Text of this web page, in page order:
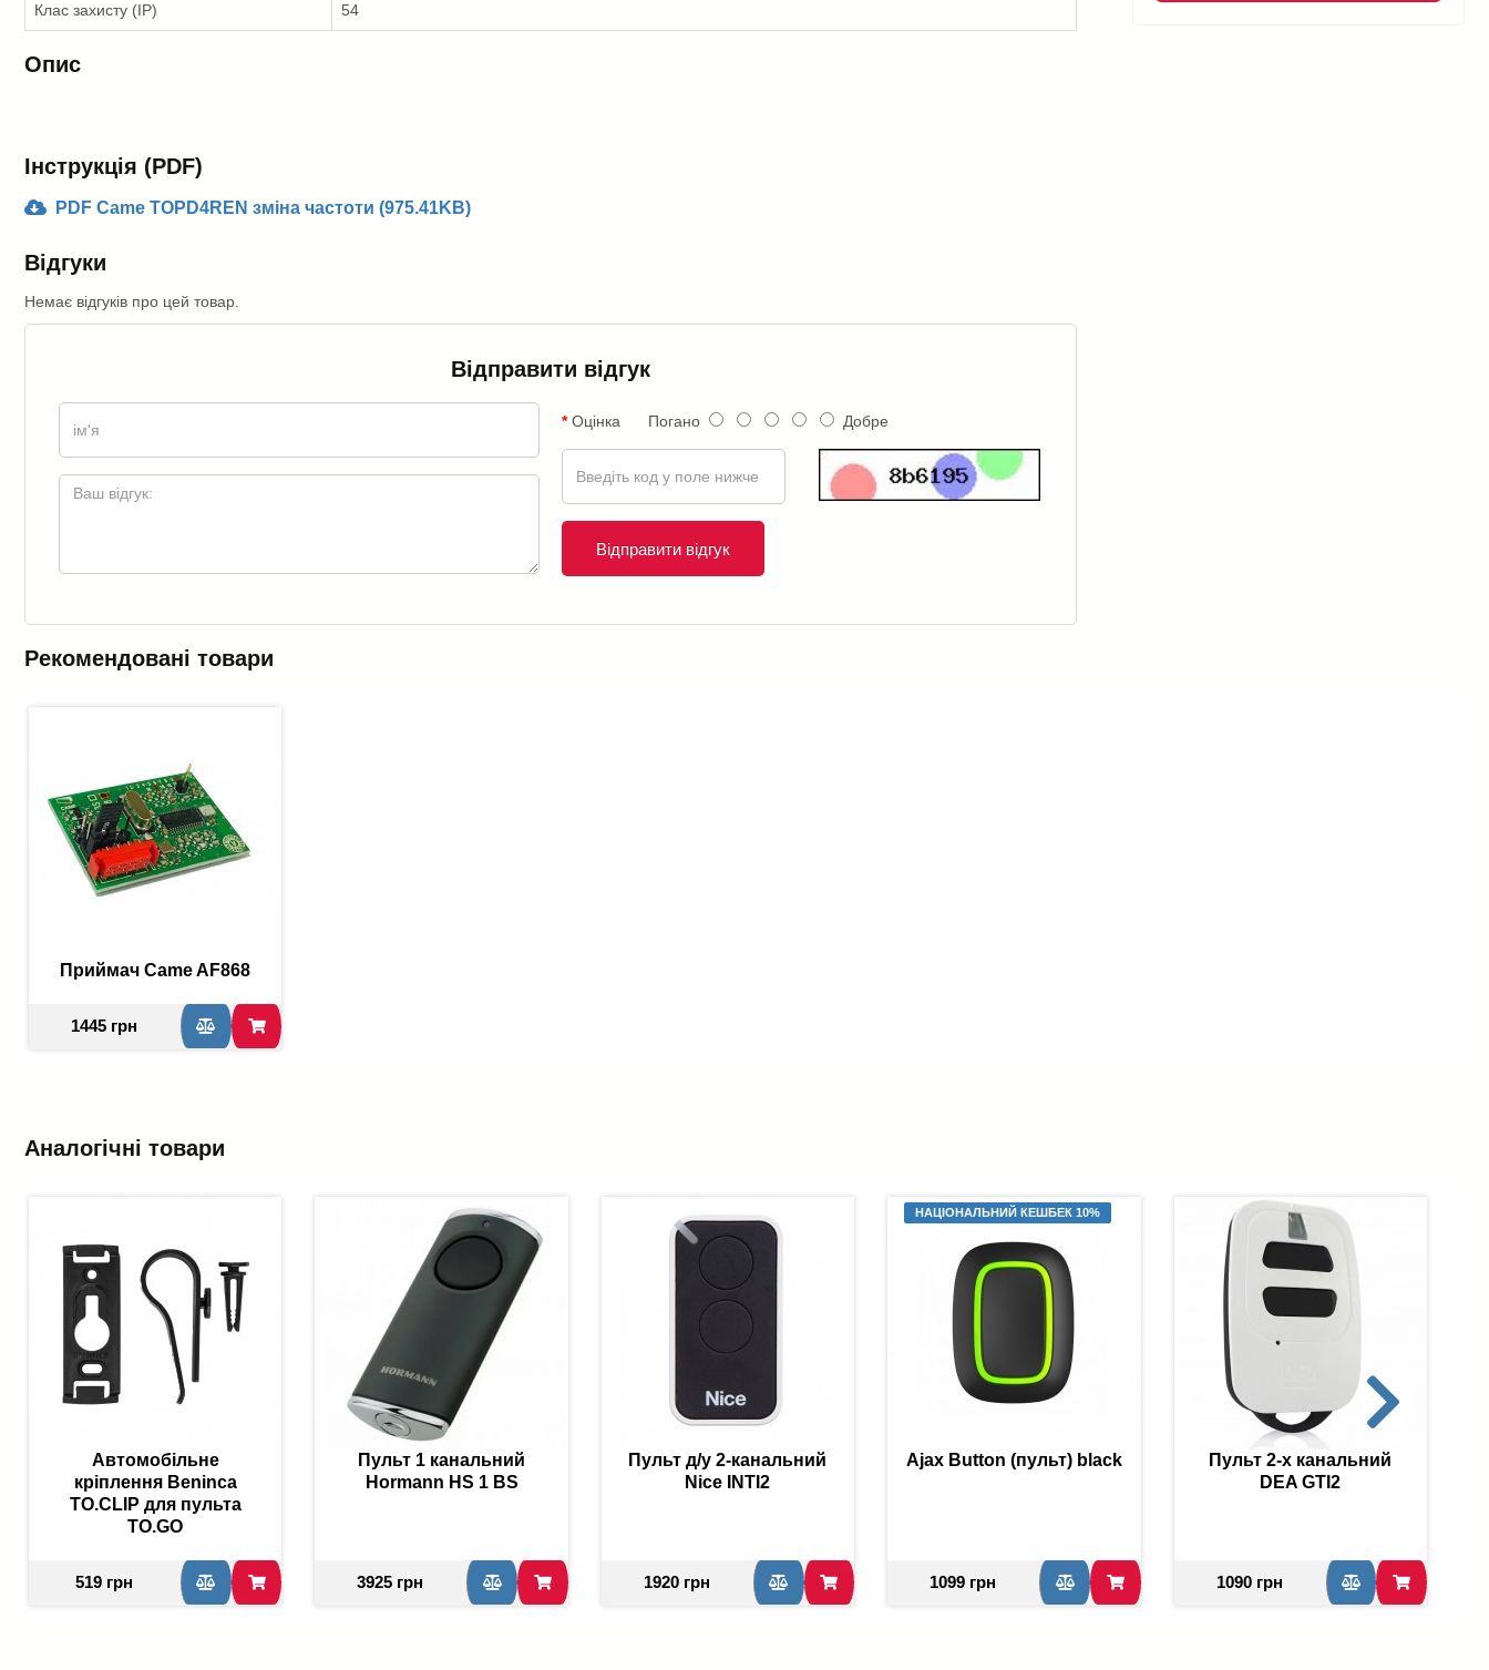
Клас захисту (IP) 54
Опис
Інструкція (PDF)
PDF Came TOPD4REN зміна частоти (975.41KB)
Відгуки
Немає відгуків про цей товар.
Відправити відгук
Оцінка Погано Добре
Відправити відгук
Рекомендовані товари
Приймач Came AF868
1445 грн
Аналогічні товари
Автомобільне
кріплення Beninca
TO.CLIP для пульта
TO.GO
519 грн
Пульт 1 канальний
Hormann HS 1 BS
3925 грн
Пульт д/у 2-канальний
Nice INTI2
1920 грн
НАЦІОНАЛЬНИЙ КЕШБЕК 10%
Ajax Button (пульт) black
1099 грн
Пульт 2-х канальний
DEA GTI2
1090 грн